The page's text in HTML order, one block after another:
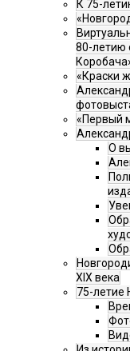
К 75-
80-летию
«Краски
«Первый
О
XIX века
75-летие